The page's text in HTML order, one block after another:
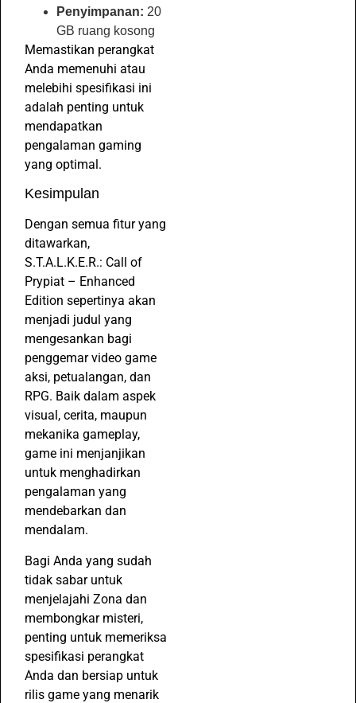
Penyimpanan: 20
GB ruang kosong
Memastikan perangkat
Anda memenuhi atau
melebihi spesifikasi ini
adalah penting untuk
mendapatkan
pengalaman gaming
yang optimal.
Kesimpulan
Dengan semua fitur yang
ditawarkan,
S.T.A.L.K.E.R.: Call of
Prypiat – Enhanced
Edition sepertinya akan
menjadi judul yang
mengesankan bagi
penggemar video game
aksi, petualangan, dan
RPG. Baik dalam aspek
visual, cerita, maupun
mekanika gameplay,
game ini menjanjikan
untuk menghadirkan
pengalaman yang
mendebarkan dan
mendalam.
Bagi Anda yang sudah
tidak sabar untuk
menjelajahi Zona dan
membongkar misteri,
penting untuk memeriksa
spesifikasi perangkat
Anda dan bersiap untuk
rilis game yang menarik